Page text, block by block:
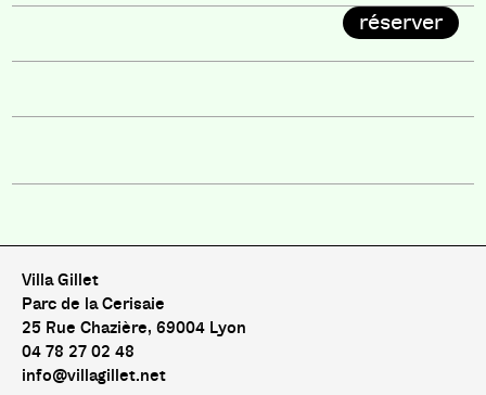
réserver
Villa Gillet
Parc de la Cerisaie
25 Rue Chazière, 69004 Lyon
04 78 27 02 48
info@villagillet.net